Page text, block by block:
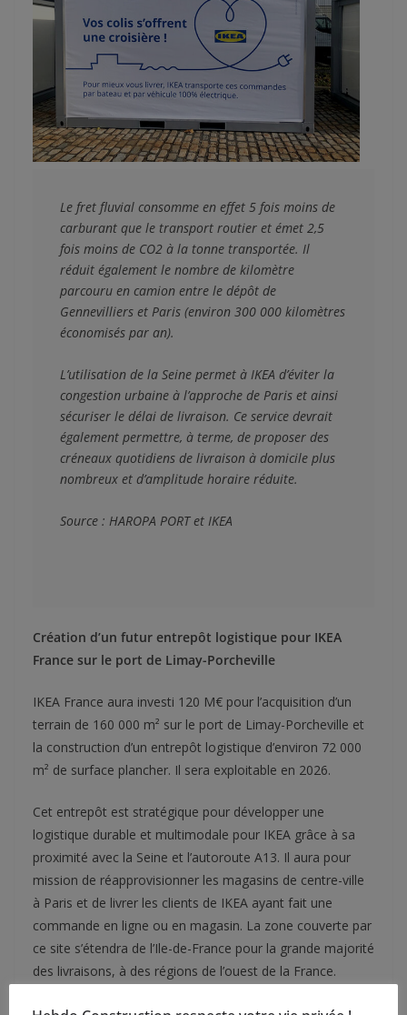
Le fret fluvial consomme en effet 5 fois moins de
carburant que le transport routier et émet 2,5
fois moins de CO2 à la tonne transportée. Il
réduit également le nombre de kilomètre
parcouru en camion entre le dépôt de
Gennevilliers et Paris (environ 300 000 kilomètres
économisés par an).
L’utilisation de la Seine permet à IKEA d’éviter la
congestion urbaine à l’approche de Paris et ainsi
sécuriser le délai de livraison. Ce service devrait
également permettre, à terme, de proposer des
créneaux quotidiens de livraison à domicile plus
nombreux et d’amplitude horaire réduite.
Source : HAROPA PORT et IKEA
Création d’un futur entrepôt logistique pour IKEA
France sur le port de Limay-Porcheville
IKEA France aura investi 120 M€ pour l’acquisition d’un
terrain de 160 000 m² sur le port de Limay-Porcheville et
la construction d’un entrepôt logistique d’environ 72 000
m² de surface plancher. Il sera exploitable en 2026.
Cet entrepôt est stratégique pour développer une
logistique durable et multimodale pour IKEA grâce à sa
proximité avec la Seine et l’autoroute A13. Il aura pour
mission de réapprovisionner les magasins de centre-ville
à Paris et de livrer les clients de IKEA ayant fait une
commande en ligne ou en magasin. La zone couverte par
ce site s’étendra de l’Ile-de-France pour la grande majorité
des livraisons, à des régions de l’ouest de la France.